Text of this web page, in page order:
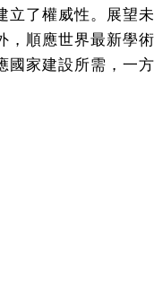
立了權威性。展望
，順應世界最新學
國家建設所需，一